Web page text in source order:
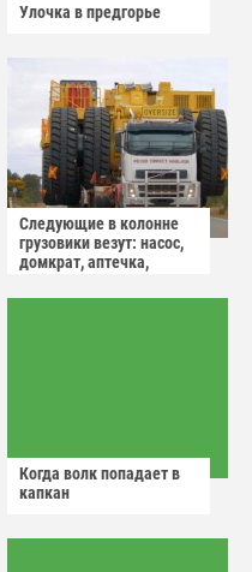
Улочка в предгорье
Следующие в колонне
грузовики везут: насос,
домкрат, аптечка,
Когда волк попадает в
капкан